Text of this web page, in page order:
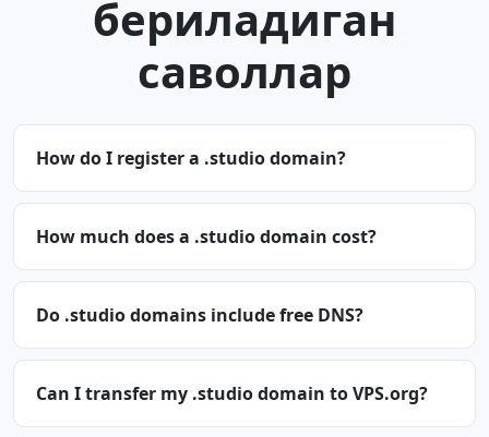
бериладиган
саволлар
How do I register a .studio domain?
How much does a .studio domain cost?
Do .studio domains include free DNS?
Can I transfer my .studio domain to VPS.org?